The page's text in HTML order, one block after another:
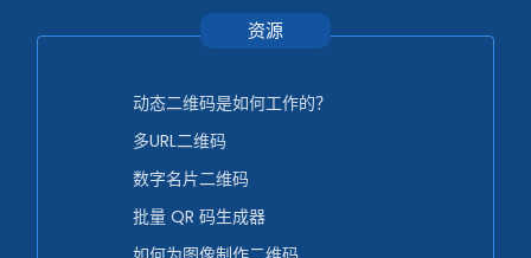
资源
动态二维码是如何工作的？
多URL二维码
数字名片二维码
批量 QR 码生成器